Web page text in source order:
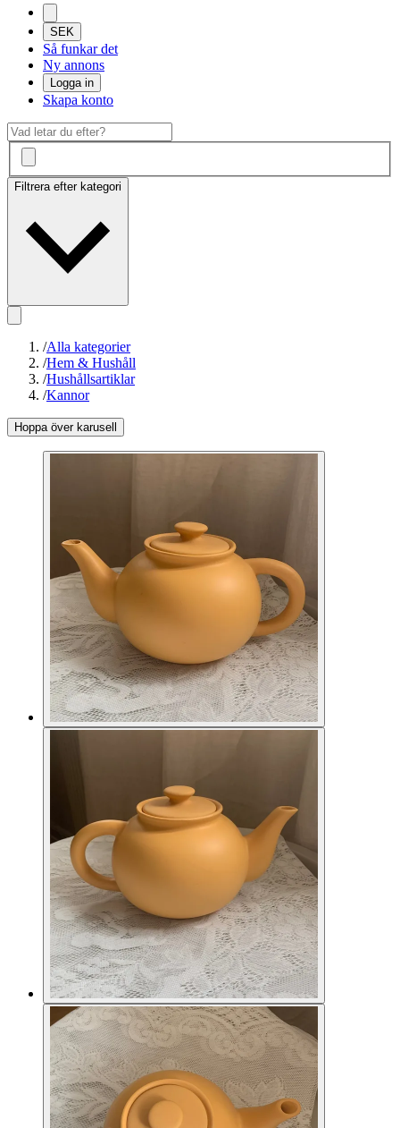
SEK
Så funkar det
Ny annons
Logga in
Skapa konto
Filtrera efter kategori
/Alla kategorier
/Hem & Hushåll
/Hushållsartiklar
/Kannor
Hoppa över karusell